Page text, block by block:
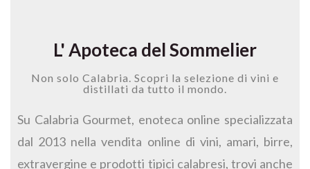
L' Apoteca del Sommelier
Non solo Calabria. Scopri la selezione di vini e
distillati da tutto il mondo.
Su Calabria Gourmet, enoteca online specializzata
dal 2013 nella vendita online di vini, amari, birre,
extravergine e prodotti tipici calabresi, trovi anche